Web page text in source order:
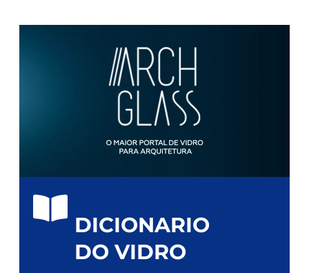
DICIONARIO
DO VIDRO